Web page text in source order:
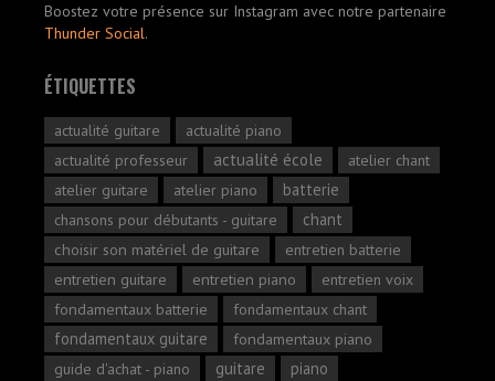
Boostez votre présence sur Instagram avec notre partenaire
Thunder Social.
ÉTIQUETTES
actualité guitare
actualité piano
actualité professeur
actualité école
atelier chant
atelier guitare
atelier piano batterie
chansons pour débutants - guitare
chant
choisir son matériel de guitare
entretien batterie
entretien guitare entretien piano entretien voix
fondamentaux batterie fondamentaux chant
fondamentaux guitare fondamentaux piano
guide d'achat - piano guitare piano